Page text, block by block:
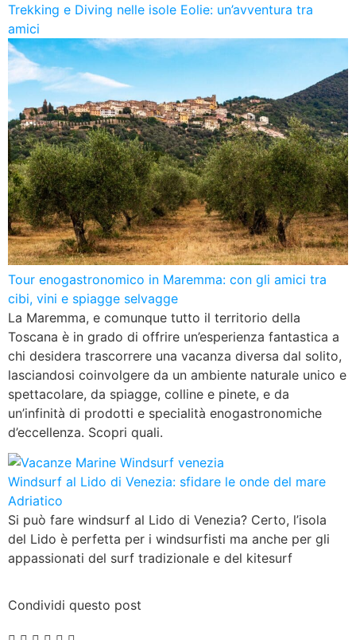
Trekking e Diving nelle isole Eolie: un’avventura tra
amici
Tour enogastronomico in Maremma: con gli amici tra
cibi, vini e spiagge selvagge
La Maremma, e comunque tutto il territorio della
Toscana è in grado di offrire un’esperienza fantastica a
chi desidera trascorrere una vacanza diversa dal solito,
lasciandosi coinvolgere da un ambiente naturale unico e
spettacolare, da spiagge, colline e pinete, e da
un’infinità di prodotti e specialità enogastronomiche
d’eccellenza. Scopri quali.
Windsurf al Lido di Venezia: sfidare le onde del mare
Adriatico
Si può fare windsurf al Lido di Venezia? Certo, l’isola
del Lido è perfetta per i windsurfisti ma anche per gli
appassionati del surf tradizionale e del kitesurf
Condividi questo post